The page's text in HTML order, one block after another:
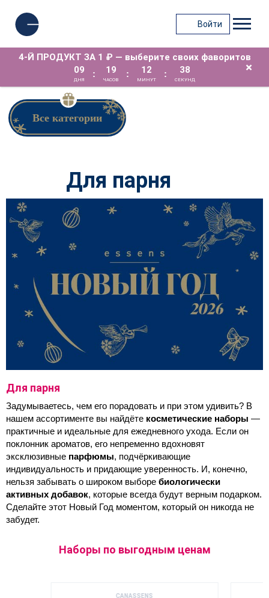
Войти
4-Й ПРОДУКТ ЗА 1 ₽ — выберите своих фаворитов
09
ДНЯ
: 19
ЧАСОВ
: 12
МИНУТ
: 37
СЕКУНД
×
Все категории
Для парня
Для парня
Задумываетесь, чем его порадовать и при этом удивить? В
нашем ассортименте вы найдёте косметические наборы —
практичные и идеальные для ежедневного ухода. Если он
поклонник ароматов, его непременно вдохновят
эксклюзивные парфюмы, подчёркивающие
индивидуальность и придающие уверенность. И, конечно,
нельзя забывать о широком выборе биологически
активных добавок, которые всегда будут верным подарком.
Сделайте этот Новый Год моментом, который он никогда не
забудет.
Наборы по выгодным ценам
CANASSENS